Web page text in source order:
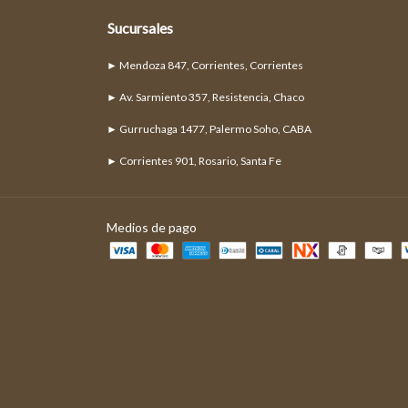
Sucursales
► Mendoza 847, Corrientes, Corrientes
► Av. Sarmiento 357, Resistencia, Chaco
► Gurruchaga 1477, Palermo Soho, CABA
► Corrientes 901, Rosario, Santa Fe
Medios de pago